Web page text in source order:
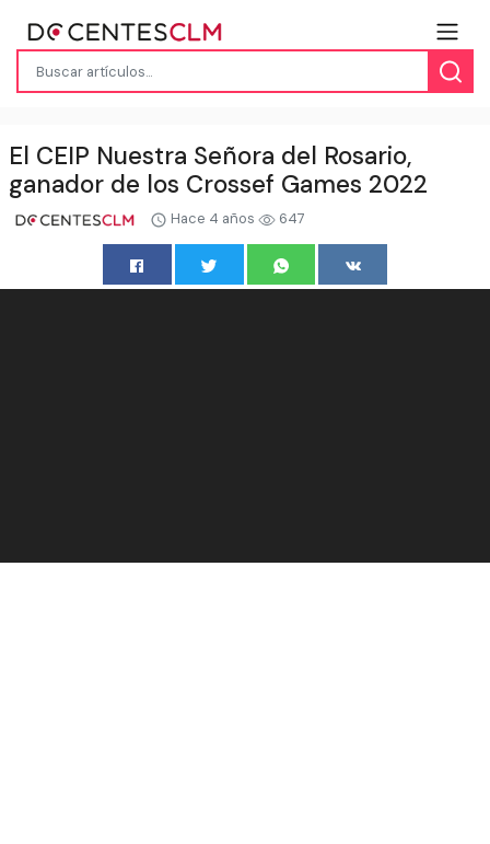
El CEIP Nuestra Señora del Rosario,
ganador de los Crossef Games 2022
Hace 4 años 647